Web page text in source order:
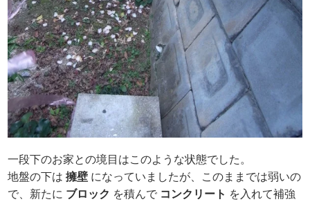
一段下のお家との境目はこのような状態でした。
地盤の下は擁壁 になっていましたが、このままでは弱いの
で、新たに ブロック を積んで コンクリート を入れて補強